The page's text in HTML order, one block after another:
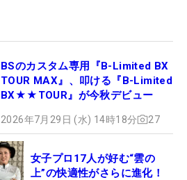
BSのカスタム専用『B-Limited BX
TOUR MAX』、叩ける『B-Limited
BX★★TOUR』が今秋デビュー
2026年7月29日 (水) 14時18分 27
女子プロ17人が好む“雲の
上”の快適性がさらに進化！